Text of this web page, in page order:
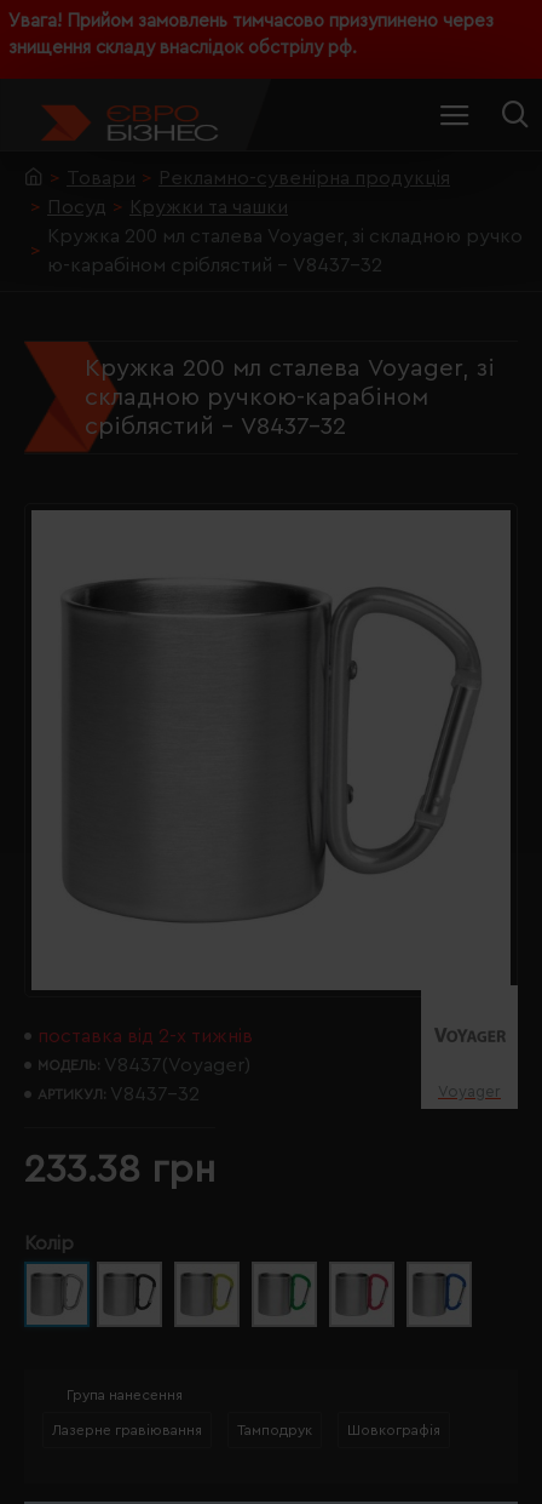
Увага! Прийом замовлень тимчасово призупинено через
знищення складу внаслідок обстрілу рф.
Товари
Рекламно-сувенірна продукція
Посуд
Кружки та чашки
Кружка 200 мл сталева Voyager, зі складною ручко
ю-карабіном сріблястий - V8437-32
Кружка 200 мл сталева Voyager, зі
складною ручкою-карабіном
сріблястий - V8437-32
поставка від 2-х тижнів
МОДЕЛЬ: V8437(Voyager)
АРТИКУЛ: V8437-32 Voyager
233.38 грн
Колір
Група нанесення
Лазерне гравіювання Тамподрук Шовкографія